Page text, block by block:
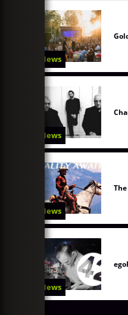
News
News
News
News